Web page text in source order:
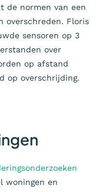
de normen van een
overschreden. Floris
sensoren op 3
over
op afstand
op overschrijding.
woningen en